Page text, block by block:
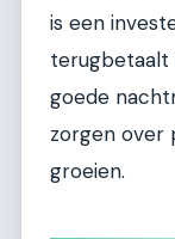
is een
terugbetaalt
goede
zorgen over
groeien.